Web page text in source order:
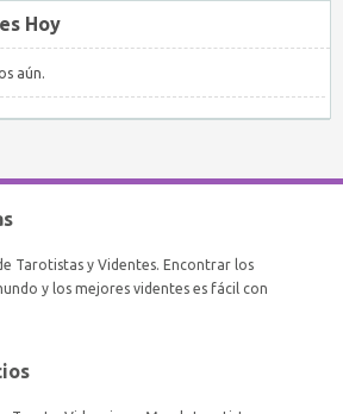
Hoy
aún.
Tarotistas y Videntes. Encontrar los
y los mejores videntes es fácil con